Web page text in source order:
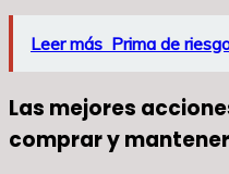
Leer más Prima de
Las mejores
comprar y mantener